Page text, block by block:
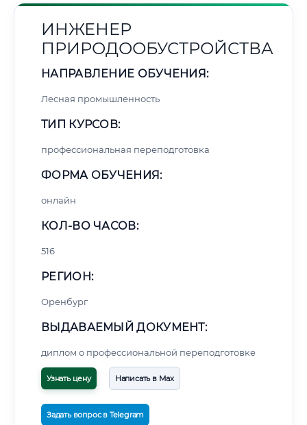
ИНЖЕНЕР
ПРИРОДООБУСТРОЙСТВА
НАПРАВЛЕНИЕ ОБУЧЕНИЯ:
Лесная промышленность
ТИП КУРСОВ:
профессиональная переподготовка
ФОРМА ОБУЧЕНИЯ:
онлайн
КОЛ-ВО ЧАСОВ:
516
РЕГИОН:
Оренбург
ВЫДАВАЕМЫЙ ДОКУМЕНТ:
диплом о профессиональной переподготовке
Узнать цену Написать в Max
Задать вопрос в Telegram